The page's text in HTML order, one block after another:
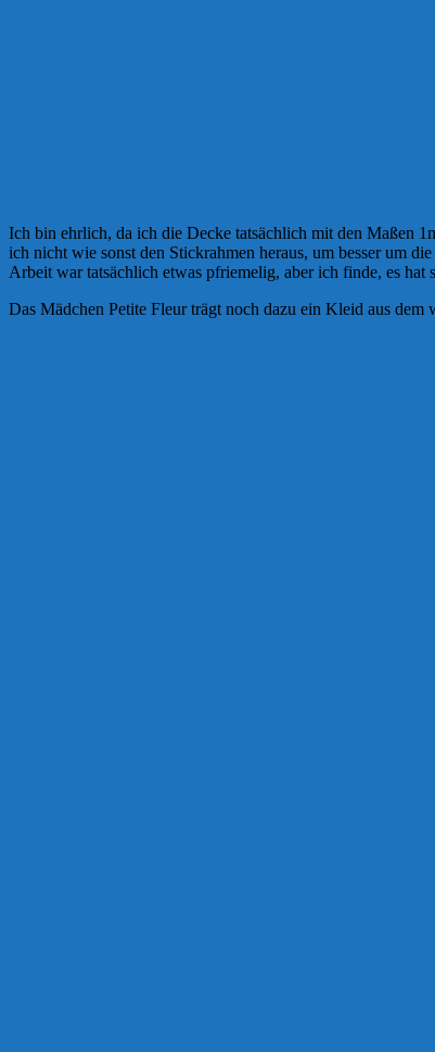
Ich bin ehrlich, da ich die Decke tatsächlich mit den Maßen
ich nicht wie sonst den Stickrahmen heraus, um besser um
Arbeit war tatsächlich etwas pfriemelig, aber ich finde, es hat
Das Mädchen Petite Fleur trägt noch dazu ein Kleid aus